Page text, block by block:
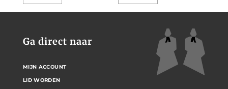
Ga direct naar
MIJN ACCOUNT
LID WORDEN